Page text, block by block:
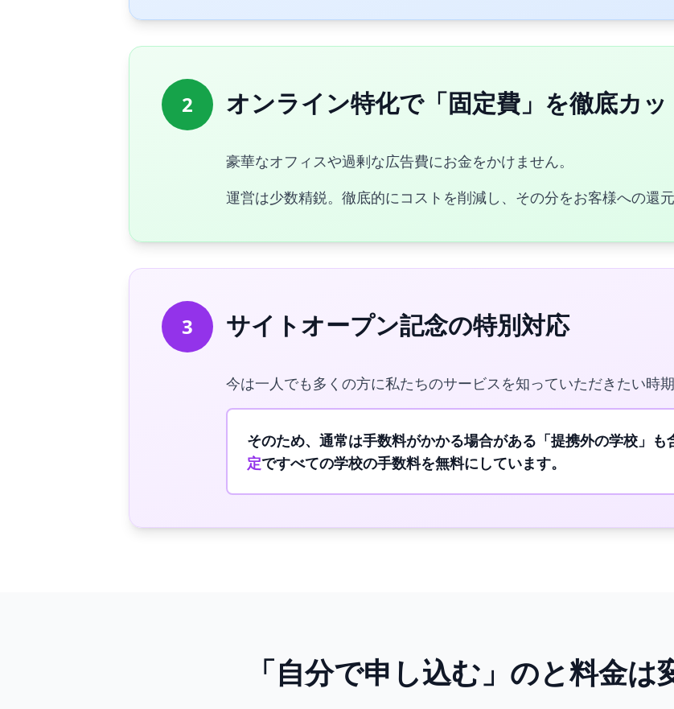
2 オンライン特化で「固定費」を徹底カッ
豪華なオフィスや過剰な広告費にお金をかけません。
運営は少数精鋭。徹底的にコストを削減し、その分をお客様への還
3 サイトオープン記念の特別対応
今は一人でも多くの方に私たちのサービスを知っていただきたい時期
そのため、通常は手数料がかかる場合がある「提携外の学校」も
定ですべての学校の手数料を無料にしています。
「自分で申し込む」のと料金は